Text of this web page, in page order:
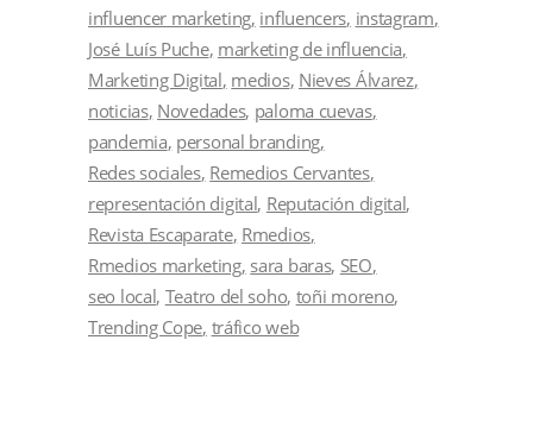
influencer marketing influencers instagram
José Luís Puche marketing de influencia
Marketing Digital medios Nieves Álvarez
noticias Novedades paloma cuevas
pandemia personal branding
Redes sociales Remedios Cervantes
representación digital Reputación digital
Revista Escaparate Rmedios
Rmedios marketing sara baras SEO
seo local Teatro del soho toñi moreno
Trending Cope tráfico web